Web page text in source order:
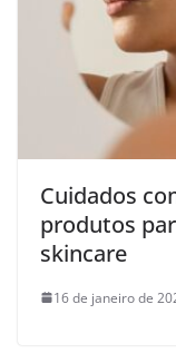
Cuidados
produtos
skincare
16 de janeiro de